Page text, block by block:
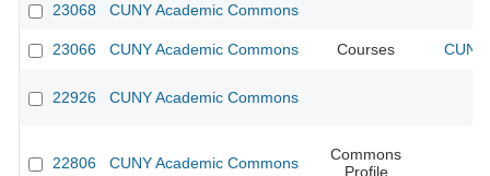
23068
CUNY Academic Commons
23066 CUNY Academic Commons Courses
22926 CUNY Academic Commons
22806 CUNY Academic Commons
Commons
Profile